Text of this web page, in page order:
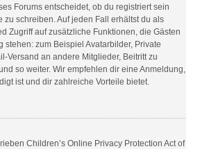
Forums entscheidet, ob du registriert sein
zu schreiben. Auf jeden Fall erhältst du als
Zugriff auf zusätzliche Funktionen, die Gästen
stehen: zum Beispiel Avatarbilder, Private
Versand an andere Mitglieder, Beitritt zu
so weiter. Wir empfehlen dir eine Anmeldung,
ist und dir zahlreiche Vorteile bietet.
Children’s Online Privacy Protection Act of